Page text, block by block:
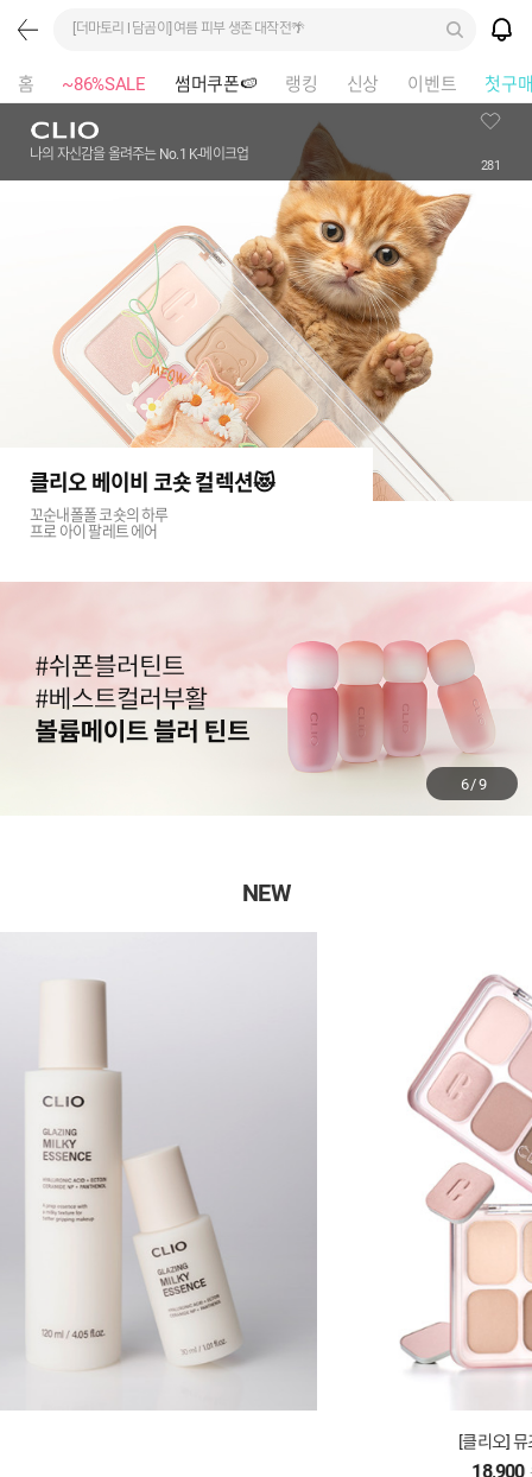
[더마토리 l 담곰이] 여름 피부 생존 대작전🌴
홈 ~86%SALE 썸머쿠폰🍉 랭킹 신상 이벤트 첫구
나의 자신감을 올려주는 No.1 K-메이크업
281
클리오 베이비 코숏 컬렉션😻
꼬순내폴폴 코숏의 하루
프로 아이 팔레트 에어
6/9
NEW